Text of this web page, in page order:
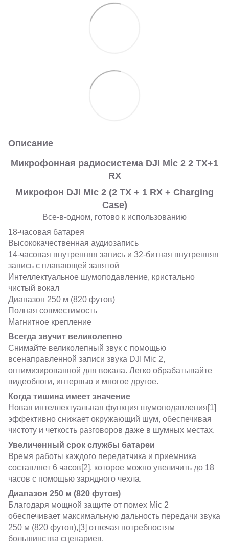
Описание
Микрофонная радиосистема DJI Mic 2 2 TX+1
RX
Микрофон DJI Mic 2 (2 TX + 1 RX + Charging
Case)
Все-в-одном, готово к использованию
18-часовая батарея
Высококачественная аудиозапись
14-часовая внутренняя запись и 32-битная внутренняя
запись с плавающей запятой
Интеллектуальное шумоподавление, кристально
чистый вокал
Диапазон 250 м (820 футов)
Полная совместимость
Магнитное крепление
Всегда звучит великолепно
Снимайте великолепный звук с помощью
всенаправленной записи звука DJI Mic 2,
оптимизированной для вокала. Легко обрабатывайте
видеоблоги, интервью и многое другое.
Когда тишина имеет значение
Новая интеллектуальная функция шумоподавления[1]
эффективно снижает окружающий шум, обеспечивая
чистоту и четкость разговоров даже в шумных местах.
Увеличенный срок службы батареи
Время работы каждого передатчика и приемника
составляет 6 часов[2], которое можно увеличить до 18
часов с помощью зарядного чехла.
Диапазон 250 м (820 футов)
Благодаря мощной защите от помех Mic 2
обеспечивает максимальную дальность передачи звука
250 м (820 футов),[3] отвечая потребностям
большинства сценариев.